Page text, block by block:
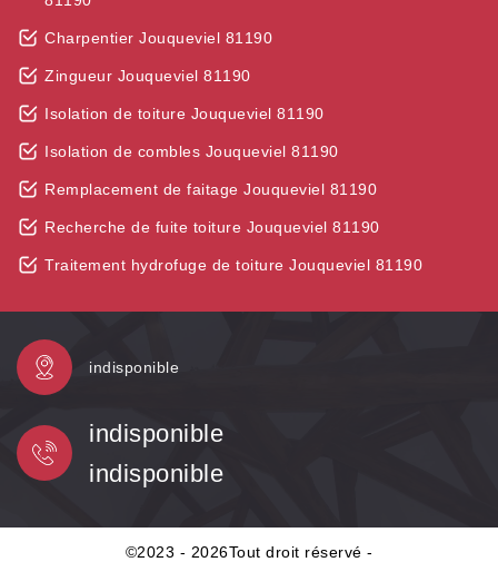
Charpentier Jouqueviel 81190
Zingueur Jouqueviel 81190
Isolation de toiture Jouqueviel 81190
Isolation de combles Jouqueviel 81190
Remplacement de faitage Jouqueviel 81190
Recherche de fuite toiture Jouqueviel 81190
Traitement hydrofuge de toiture Jouqueviel 81190
indisponible
indisponible
indisponible
©2023 - 2026Tout droit réservé -